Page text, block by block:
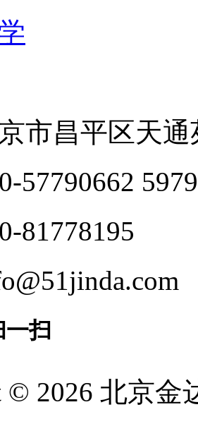
市昌平区天
57790662
81778195
扫
© 2026 北京金